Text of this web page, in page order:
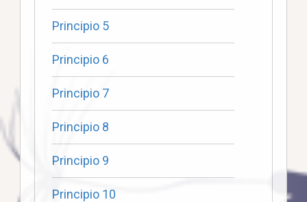
Principio 5
Principio 6
Principio 7
Principio 8
Principio 9
Principio 10